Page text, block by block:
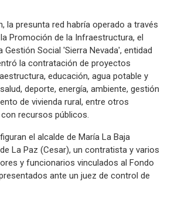
la presunta red habría operado a través
Promoción de la Infraestructura, el
Gestión Social 'Sierra Nevada', entidad
la contratación de proyectos
educación, agua potable y
deporte, energía, ambiente, gestión
de vivienda rural, entre otros
recursos públicos.
el alcalde de María La Baja
La Paz (Cesar), un contratista y varios
y funcionarios vinculados al Fondo
ante un juez de control de